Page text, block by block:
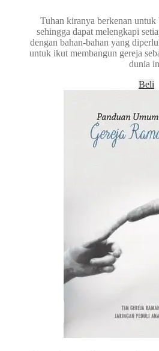
Tuhan kiranya berkenan
sehingga dapat melengkapi
dengan bahan-bahan yang
untuk ikut membangun gereja
dunia
Beli